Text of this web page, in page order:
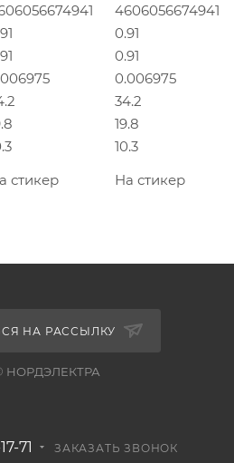
4606056674941
0.91
0.91
0.006975
34.2
19.8
10.3
стикер На стикер
НА РАССЫЛКУ
НОРДЭЛЕКТРА
71 ЗАКАЗАТЬ ЗВОНОК